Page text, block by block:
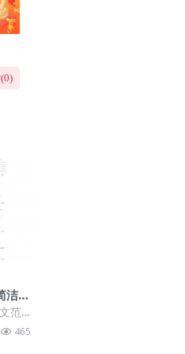
0)
洁作
载
范
网
465